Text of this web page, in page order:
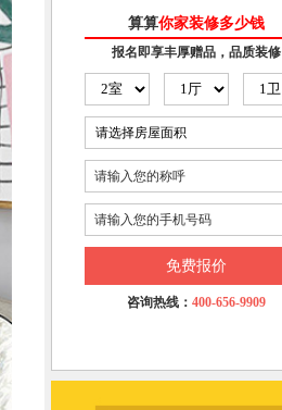
算算你家装修多少钱
报名即享丰厚赠品，品质装修
免费报价
咨询热线： 400-656-9909